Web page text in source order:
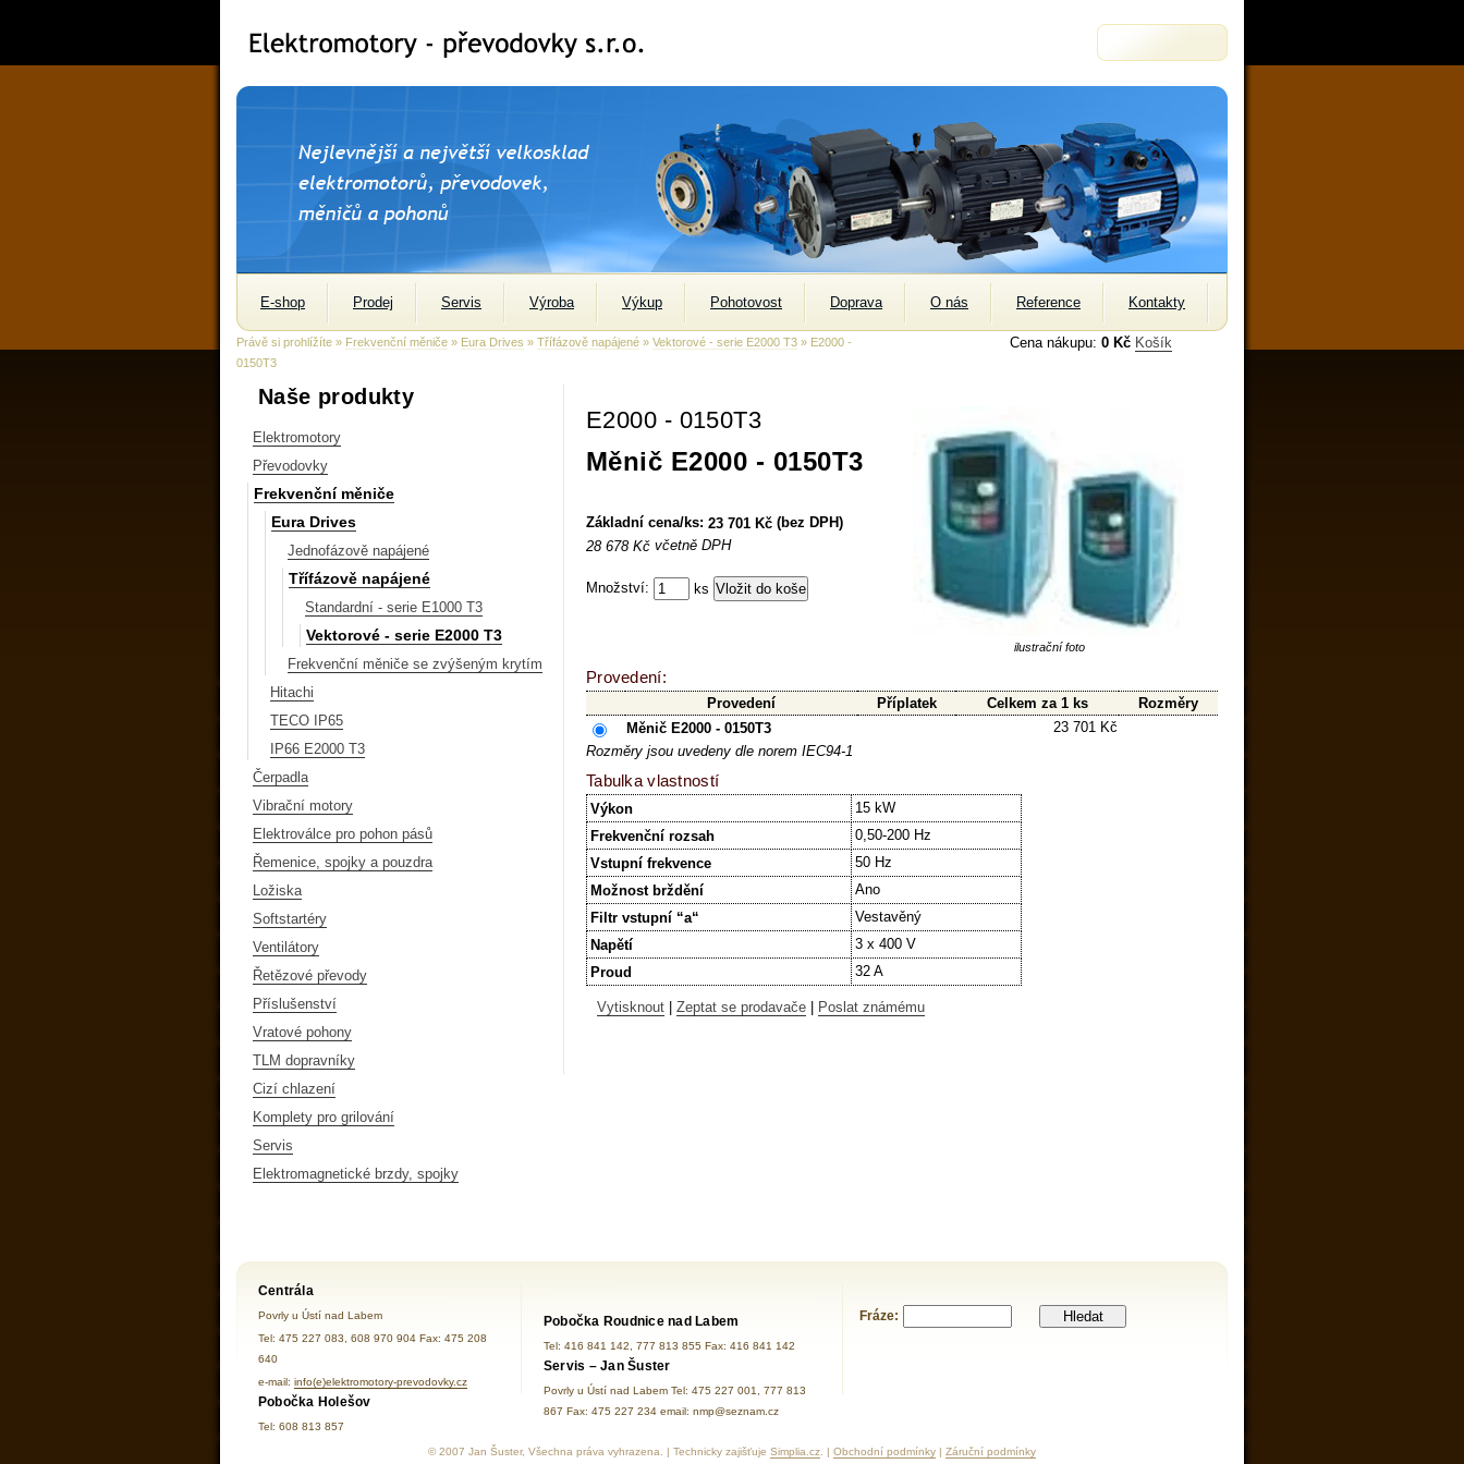
E-shop Prodej Servis Výroba Výkup Pohotovost Doprava O nás Reference Kontakty
Cena nákupu: 0 Kč Košík
Právě si prohlížíte » Frekvenční měniče » Eura Drives » Třífázově napájené » Vektorové - serie E2000 T3 » E2000 -
0150T3
Naše produkty
Elektromotory
Převodovky
Frekvenční měniče
Eura Drives
Jednofázově napájené
Třífázově napájené
Standardní - serie E1000 T3
Vektorové - serie E2000 T3
Frekvenční měniče se zvýšeným krytím
Hitachi
TECO IP65
IP66 E2000 T3
Čerpadla
Vibrační motory
Elektroválce pro pohon pásů
Řemenice, spojky a pouzdra
Ložiska
Softstartéry
Ventilátory
Řetězové převody
Příslušenství
Vratové pohony
TLM dopravníky
Cizí chlazení
Komplety pro grilování
Servis
Elektromagnetické brzdy, spojky
E2000 - 0150T3
Měnič E2000 - 0150T3
Základní cena/ks: 23 701 Kč (bez DPH)
28 678 Kč včetně DPH
Množství: ks
ilustrační foto
Provedení:
Provedení Příplatek Celkem za 1 ks
Rozměry
Měnič E2000 - 0150T3
23 701 Kč
Rozměry jsou uvedeny dle norem IEC94-1
Tabulka vlastností
Výkon
15 kW
Frekvenční rozsah
0,50-200 Hz
Vstupní frekvence
50 Hz
Možnost brždění
Ano
Filtr vstupní “a“
Vestavěný
Napětí
3 x 400 V
Proud
32 A
Vytisknout Zeptat se prodavače Poslat známému
Centrála
Povrly u Ústí nad Labem
Tel: 475 227 083, 608 970 904 Fax: 475 208
640
e-mail: info(e)elektromotory-prevodovky.cz
Pobočka Holešov
Tel: 608 813 857
Pobočka Roudnice nad Labem
Tel: 416 841 142, 777 813 855 Fax: 416 841 142
Servis – Jan Šuster
Povrly u Ústí nad Labem Tel: 475 227 001, 777 813
867 Fax: 475 227 234 email: nmp@seznam.cz
Fráze: Hledat
© 2007 Jan Šuster, Všechna práva vyhrazena. | Technicky zajišťuje Simplia.cz . | Obchodní podmínky | Záruční podmínky